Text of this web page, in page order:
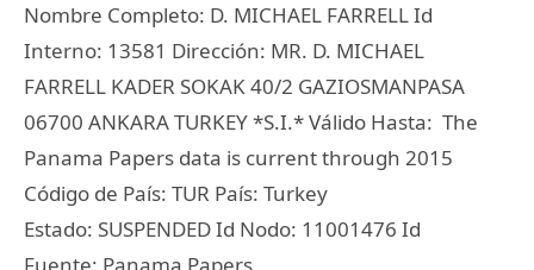
Nombre Completo: D. MICHAEL FARRELL Id
Interno: 13581 Dirección: MR. D. MICHAEL
FARRELL KADER SOKAK 40/2 GAZIOSMANPASA
06700 ANKARA TURKEY *S.I.* Válido Hasta: The
Panama Papers data is current through 2015
Código de País: TUR País: Turkey
Estado: SUSPENDED Id Nodo: 11001476 Id